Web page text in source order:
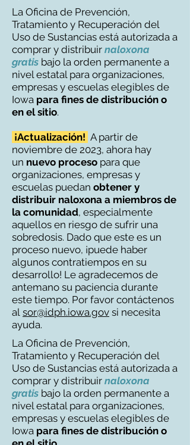
La Oficina de Prevención,
Tratamiento y Recuperación del
Uso de Sustancias está autorizada a
comprar y distribuir naloxona
gratis bajo la orden permanente a
nivel estatal para organizaciones,
empresas y escuelas elegibles de
Iowa para fines de distribución o
en el sitio.
¡Actualización! A partir de
noviembre de 2023, ahora hay
un nuevo proceso para que
organizaciones, empresas y
escuelas puedan obtener y
distribuir naloxona a miembros de
la comunidad, especialmente
aquellos en riesgo de sufrir una
sobredosis. Dado que este es un
proceso nuevo, ¡puede haber
algunos contratiempos en su
desarrollo! Le agradecemos de
antemano su paciencia durante
este tiempo. Por favor contáctenos
al sor@idph.iowa.gov si necesita
ayuda.
La Oficina de Prevención,
Tratamiento y Recuperación del
Uso de Sustancias está autorizada a
comprar y distribuir naloxona
gratis bajo la orden permanente a
nivel estatal para organizaciones,
empresas y escuelas elegibles de
Iowa para fines de distribución o